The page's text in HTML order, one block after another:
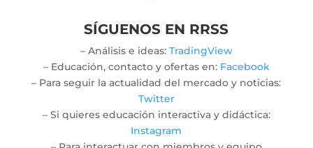
SÍGUENOS EN RRSS
– Análisis e ideas: TradingView
– Educación, contacto y ofertas en: Facebook
– Para seguir la actualidad del mercado y noticias:
Twitter
– Si quieres educación interactiva y didáctica:
Instagram